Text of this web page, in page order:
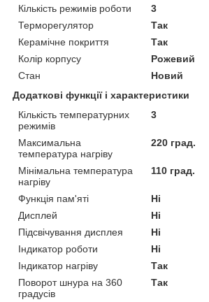
Кількість режимів роботи
3
Терморегулятор
Так
Керамічне покриття
Так
Колір корпусу
Рожевий
Стан
Новий
Додаткові функції і характеристики
Кількість температурних
режимів
3
Максимальна
температура нагріву
220 град.
Мінімальна температура
нагріву
110 град.
Функція пам'яті
Ні
Дисплей
Ні
Підсвічування дисплея
Ні
Індикатор роботи
Ні
Індикатор нагріву
Так
Поворот шнура на 360
градусів
Так